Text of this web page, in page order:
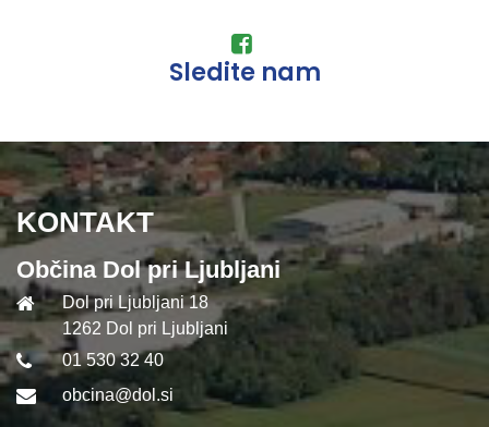
Sledite nam
KONTAKT
Občina Dol pri Ljubljani
Dol pri Ljubljani 18
1262 Dol pri Ljubljani
01 530 32 40
obcina@dol.si